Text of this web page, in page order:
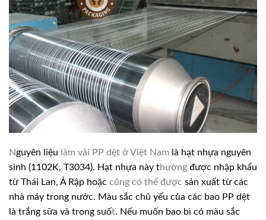
Nguyên liệu làm vải PP dệt ở Việt Nam là hạt nhựa nguyên
sinh (1102K, T3034). Hạt nhựa này thường được nhập khẩu
từ Thái Lan, Ả Rập hoặc cũng có thể được sản xuất từ các
nhà máy trong nước. Màu sắc chủ yếu của các bao PP dệt
là trắng sữa và trong suốt. Nếu muốn bao bì có màu sắc